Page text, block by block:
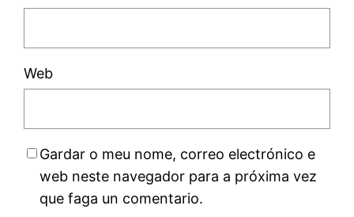
Web
Gardar o meu nome, correo electrónico e
web neste navegador para a próxima vez
que faga un comentario.